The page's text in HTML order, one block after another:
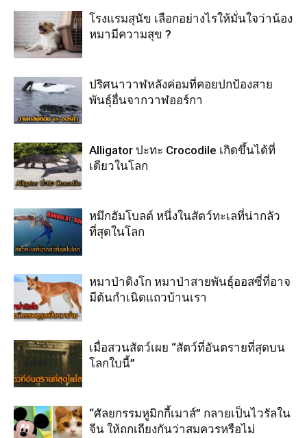
โรงแรมสุนัข เลือกอย่างไรให้มั่นใจว่าน้อง
หมามีความสุข ?
ปริศนาวาฬหลังค่อมที่คอยปกป้องสาย
พันธุ์อื่นจากวาฬออร์กา
Alligator ปะทะ Crocodile เกิดขึ้นได้ที่
เดียวในโลก
หมึกฮัมโบลต์ หนึ่งในสัตว์ทะเลที่น่ากลัว
ที่สุดในโลก
หมาป่าดิงโก หมาป่าสายพันธุ์ออสซี่ที่อาจ
มีต้นกำเนิดแถวบ้านเรา
เมื่อสวนสัตว์เผย “สัตว์ที่อันตรายที่สุดบน
โลกใบนี้”
“ศัลยกรรมหูมิกกี้เมาส์” กลายเป็นไวรัลใน
จีน ให้ถกเถียงกันว่าสมควรหรือไม่